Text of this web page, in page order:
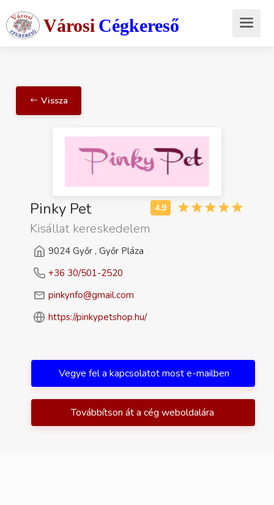
Városi Cégkereső
Vissza
Pinky Pet
Kisállat kereskedelem
9024 Győr , Győr Pláza
+36 30/501-2520
pinkynfo@gmail.com
https://pinkypetshop.hu/
Vegye fel a kapcsolatot most e-mailben
Továbbítson át a cég weboldalára